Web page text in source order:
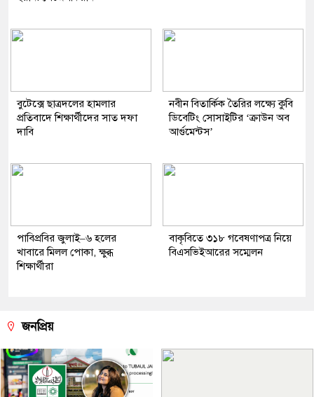
বুটেক্সে ছাত্রদলের হামলার
প্রতিবাদে শিক্ষার্থীদের সাত দফা
দাবি
নবীন বিতার্কিক তৈরির লক্ষ্যে কুবি
ডিবেটিং সোসাইটির ‘ক্রাউন অব
আর্গুমেন্টস’
পাবিপ্রবির জুলাই–৬ হলের
খাবারে মিলল পোকা, ক্ষুব্ধ
শিক্ষার্থীরা
বাকৃবিতে ৩১৮ গবেষণাপত্র নিয়ে
বিএসভিইআরের সম্মেলন
জনপ্রিয়